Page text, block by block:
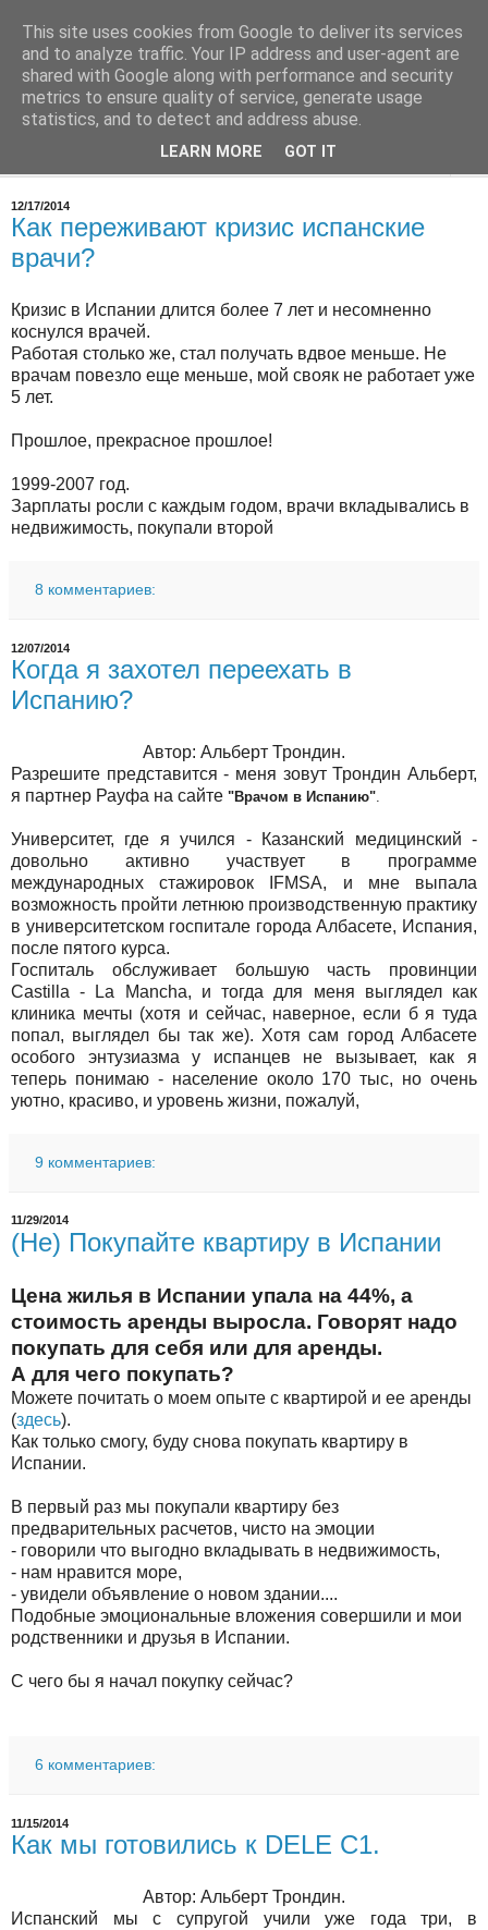
Врач в Испании
О работе, о медицине в Испании
12/17/2014
Как переживают кризис испанские
врачи?
Кризис в Испании длится более 7 лет и несомненно
коснулся врачей.
Работая столько же, стал получать вдвое меньше. Не
врачам повезло еще меньше, мой свояк не работает уже
5 лет.
Прошлое, прекрасное прошлое!
1999-2007 год.
Зарплаты росли с каждым годом, врачи вкладывались в
недвижимость, покупали второй
8 комментариев:
12/07/2014
Когда я захотел переехать в
Испанию?
Автор: Альберт Трондин.
Разрешите представится - меня зовут Трондин Альберт,
я партнер Рауфа на сайте "Врачом в Испанию"
Университет, где я учился - Казанский медицинский -
довольно активно участвует в программе
международных стажировок
IFMSA, и мне выпала
возможность пройти летнюю производственную практику
в университетском госпитале города Албасете, Испания,
после пятого курса.
Госпиталь обслуживает большую часть провинции
Castilla- La Mancha, и тогда для меня выглядел как
клиника мечты (хотя и сейчас, наверное, если б я туда
попал, выглядел бы так же). Хотя сам город Албасете
особого энтузиазма у испанцев не вызывает, как я
теперь понимаю - население около 170 тыс, но очень
уютно, красиво, и уровень жизни, пожалуй,
9 комментариев:
11/29/2014
(Не) Покупайте квартиру в Испании
Цена жилья в Испании упала на 44%, а
стоимость аренды выросла. Говорят надо
покупать для себя или для аренды.
А для чего покупать?
Можете почитать о моем опыте с квартирой и ее аренды
(здесь).
Как только смогу, буду снова покупать квартиру в
Испании.
В первый раз мы покупали квартиру без
предварительных расчетов, чисто на эмоции
- говорили что выгодно вкладывать в недвижимость,
- нам нравится море,
- увидели объявление о новом здании....
Подобные эмоциональные вложения совершили и мои
родственники и друзья в Испании.
С чего бы я начал покупку сейчас?
6 комментариев:
11/15/2014
Как мы готовились к DELE C1.
Автор: Альберт Трондин.
Испанский мы с супругой учили уже года три, в
This site uses cookies from Google to deliver its services
and to analyze traffic. Your IP address and user-agent are
shared with Google along with performance and security
metrics to ensure quality of service, generate usage
statistics, and to detect and address abuse.
LEARN MORE GOT IT